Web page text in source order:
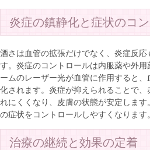
炎症の鎮静化と症状のコ
酒さは血管の拡張だけでなく、炎症反応
す。炎症のコントロールは内服薬や外
ームのレーザー光が血管に作用すると
化されます。炎症が抑えられることで
れにくくなり、皮膚の状態が安定しま
の症状をコントロールしやすくなります。
治療の継続と効果の定着